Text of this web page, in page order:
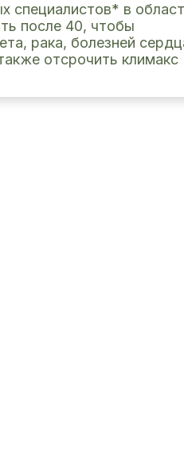
специалистов* в
после 40, чтобы
рака, болезней
отсрочить климакс